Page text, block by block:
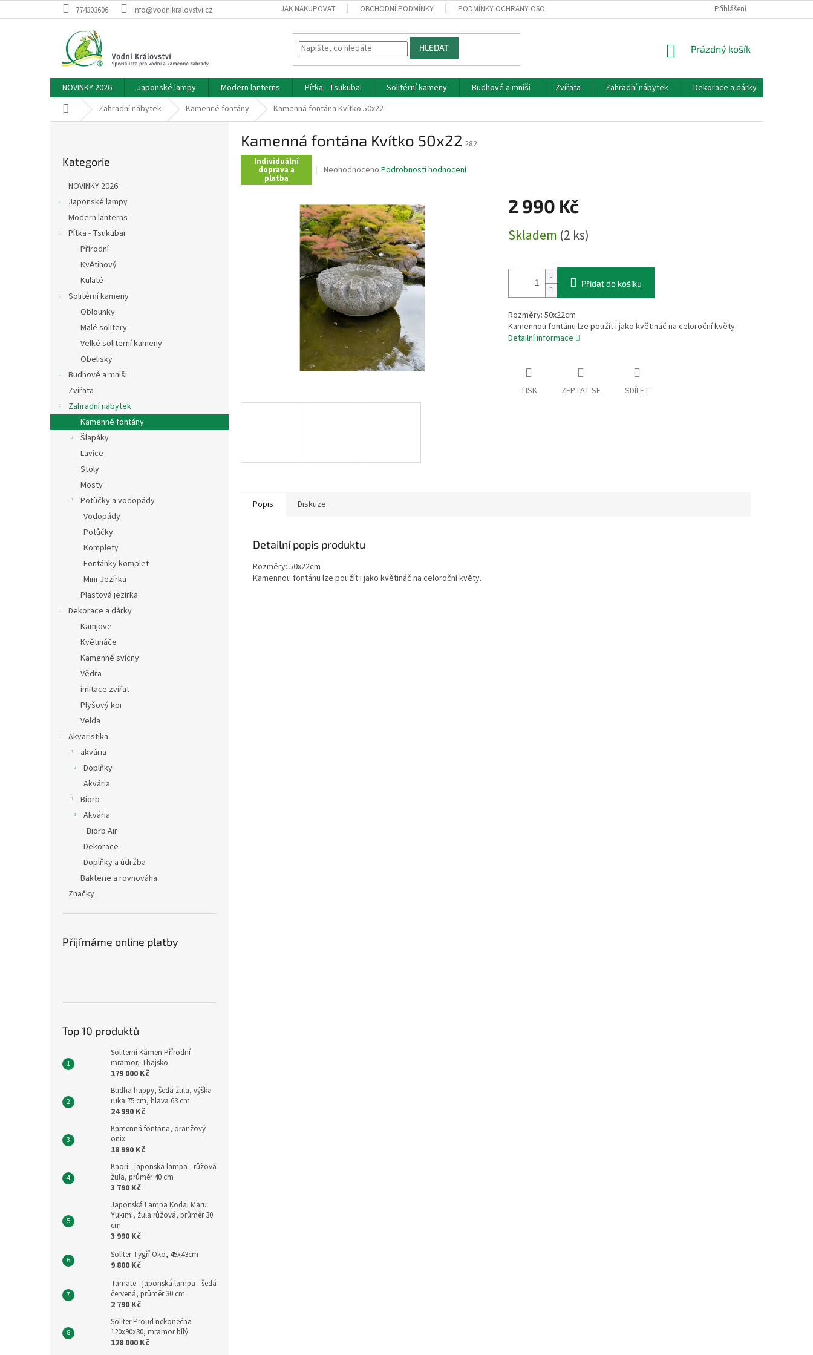
na
774303606 info@vodnikralovstvi.cz JAK NAKUPOVAT OBCHODNÍ PODMÍNKY PODMÍNKY OCHRANY OSOBNÍCH ÚDAJŮ KONTAKT, OTEVÍRACÍ DOBA
Přihlášení
HLEDAT
NÁKUPNÍ
Prázdný košík
NOVINKY 2026 Japonské lampy Modern lanterns Pítka - Tsukubai Solitérní kameny Budhové a mniši Zvířata Zahradní nábytek Dekorace a dárky
Domů Zahradní nábytek Kamenné fontány Kamenná fontána Kvítko 50x22
kategorie
Kategorie
NOVINKY 2026
Japonské lampy
Modern lanterns
Pítka - Tsukubai
Přírodní
Květinový
Kulaté
Solitérní kameny
Oblounky
Malé solitery
Velké soliterní kameny
Obelisky
Budhové a mniši
Zvířata
Zahradní nábytek
Kamenné fontány
Šlapáky
Lavice
Stoly
Mosty
Potůčky a vodopády
Vodopády
Potůčky
Komplety
Fontánky komplet
Mini-Jezírka
Plastová jezírka
Dekorace a dárky
Kamjove
Květináče
Kamenné svícny
Vědra
imitace zvířat
Plyšový koi
Velda
Akvaristika
akvária
Doplňky
Akvária
Biorb
Akvária
Biorb Air
Dekorace
Doplňky a údržba
Bakterie a rovnováha
Značky
Přijímáme online platby
Top 10 produktů
Soliterní Kámen Přírodní
mramor, Thajsko
179 000 Kč
Budha happy, šedá žula, výška
ruka 75 cm, hlava 63 cm
24 990 Kč
Kamenná fontána, oranžový
onix
18 990 Kč
Kaori - japonská lampa - růžová
žula, průměr 40 cm
3 790 Kč
Japonská Lampa Kodai Maru
Yukimi, žula růžová, průměr 30
cm
3 990 Kč
Soliter Tygří Oko, 45x43cm
9 800 Kč
Tamate - japonská lampa - šedá
červená, průměr 30 cm
2 790 Kč
Soliter Proud nekonečna
120x90x30, mramor bílý
128 000 Kč
Kamenná fontána Kvítko 50x22 282
Individuální
doprava a
platba
Průměrné
je
0,0
z
5
hvězdiček.
Neohodnoceno Podrobnosti hodnocení
2 990 Kč
cena:
Skladem (2 ks)
Přidat do košíku
Rozměry: 50x22cm
Kamennou fontánu lze použít i jako květináč na celoroční květy.
Detailní informace
TISK ZEPTAT SE SDÍLET
Popis Diskuze
Detailní popis produktu
Rozměry: 50x22cm
Kamennou fontánu lze použít i jako květináč na celoroční květy.